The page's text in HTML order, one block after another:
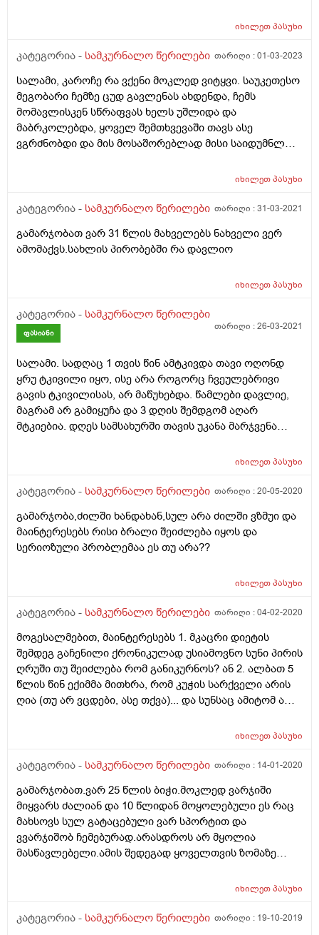
იხილეთპასუხი
კატეგორია - სამკურნალო წერილები თარიღი :01-03-2023
სალამი, კაროჩე რა ვქენი მოკლედ ვიტყვი. საუკეთესო
მეგობარი ჩემზე ცუდ გავლენას ახდენდა, ჩემს
მომავლისკენ სწრაფვას ხელს უშლიდა და
მაბრკოლებდა, ყოველ შემთხვევაში თავს ასე
ვგრძნობდი და მის მოსაშორებლად მისი საიდუმნლო
უცნაურია ჩემი საქციელი და რამე, მაგრამ
დავბრუნდი და ამჯერად გადავწყვიტე, რომ ისე
დაბრუნება მდომოდა არ მივეღე და გზა
გამეგრძელებინა მომავლისკენ. ძაან დიდი
მიუხედავად, რომ ძალიან მიყვარდა და ერთადერთი
ვარ. დდ იტოქში, ჩავსვარე ყველაფერში, მაგრამ ახლა
ჩამოვშორდით ერთმანეთს და ერთმანეთის გარეშე
იხილეთპასუხი
კატეგორია - სამკურნალო წერილები თარიღი :31-03-2021
გამარჯობათ ვარ 31 წლის მახველებს ნახველი ვერ
ამომაქვს.სახლის პირობებში რა დავლიო
იხილეთპასუხი
კატეგორია - სამკურნალო წერილები
ფასიანი
თარიღი :26-03-2021
სალამი. სადღაც 1 თვის წინ ამტკივდა თავი ოღონდ
ყრუ ტკივილი იყო, ისე არა როგორც ჩვეულებრივი
გავის ტკივილისას, არ მაწუხებდა. წამლები დავლიე,
მაგრამ არ გამიყუჩა და 3 დღის შემდგომ აღარ
მტკიებია. დღეს სამსახურში თავის უკანა მარჯვენა
დავლიე იბუპროფენი, გამიარა, თუმცა საღამოს
გაითვალუსწინეთ, რომ თვე ნახევრის წინ იყავი
სისხლის საერთოდ ავიღე, ყველაფერი წესრიგში იყო.
ასევე გაითვალისწინეთ, რომ მტკივა ხოლმე სიბრძნის
კბილი მარჯვენა მხარეს. ეს თავის ტკივილები რისი
იხილეთპასუხი
კატეგორია - სამკურნალო წერილები თარიღი :20-05-2020
გამარჯობა,ძილში ხანდახან,სულ არა ძილში ვზმუი და
მაინტერესებს რისი ბრალი შეიძლება იყოს და
სერიოზული პრობლემაა ეს თუ არა??
იხილეთპასუხი
კატეგორია - სამკურნალო წერილები თარიღი :04-02-2020
მოგესალმებით, მაინტერესებს 1. მკაცრი დიეტის
შემდეგ გაჩენილი ქრონიკულად უსიამოვნო სუნი პირის
ღრუში თუ შეიძლება რომ განიკურნოს? ან 2. ალბათ 5
წლის წინ ექიმმა მითხრა, რომ კუჭის სარქველი არის
ღია (თუ არ ვცდები, ასე თქვა)... და სუნსაც ამიტომ არ
სარქველის დახურვა? 3. მინდა ვიცოდე, როგორ
პირში უსიამოვნო სუნი ალბათ უკვე 5 წელია თუ
თანხა გადავიხადო მკურნალობაში, რომელიც შედეგს
არ მომცემს საბოლოოდ. რას მირჩევდით ამ დროს?
ვარ 27 წლის ქალი. არ ვეწევი, უსიამოვნო სუნი
რომამის გამო მქონდეს... თუმცა, მკაცრ დიეტაზე კი
ვყოფილვარ... გმადლობთ წინასაწრ!
იხილეთპასუხი
კატეგორია - სამკურნალო წერილები თარიღი : 14-01-2020
გამარჯობათ.ვარ 25 წლის ბიჭი.მოკლედ ვარჯიში
მიყვარს ძალიან და 10 წლიდან მოყოლებული ეს რაც
მახსოვს სულ გატაცებული ვარ სპორტით და
ვვარჯიშობ ჩემებურად.არასდროს არ მყოლია
მასწავლებელი.ამის შედეგად ყოველთვის ზომაზე
მალთაშუა თიაქარიც გამიჩნდა.გავიკეთე ოპერაცია და
ვარჯიში.ნუ ხერხემალი კარგად მაქვს მაგრამ რაში
იხილეთპასუხი
კატეგორია - სამკურნალო წერილები თარიღი : 19-10-2019